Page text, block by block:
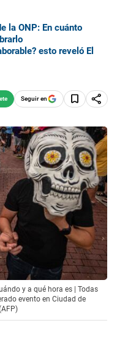
la ONP: En cuánto
esto reveló El
Seguir en
y a qué hora es | Todas
evento en Ciudad de